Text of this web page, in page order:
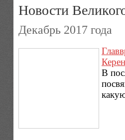
Новости
Декабрь 2017 года
В